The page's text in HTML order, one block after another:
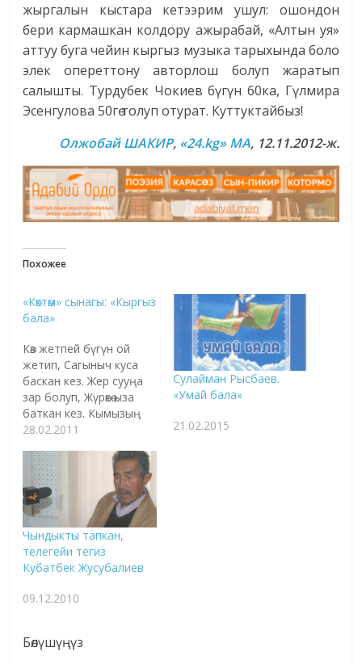
жыргалын кыстара кетээрим ушул: ошондон
бери кармашкан колдору ажырабай, «Алтын уя»
аттуу буга чейин кыргыз музыка тарыхында боло
элек опереттону авторлош болуп жаратып
салышты. Турдубек Чокиев бүгүн 60ка, Гүлмира
Эсенгулова 50гө толуп отурат. Куттуктайбыз!
Олжобай ШАКИР, «24.kg» MA, 12.11.2012-ж.
Похожее
«Көктөм» сынагы: «Кыргыз
бала»
Көз жетпей бүгүн ой
жетип, Сагыныч куса
баскан кез. Жер сууңа
зар болуп, Жүрөкө ыза
баткан кез. Кымызың
кимдер ичет деп,
кез. Жалган бир сөзгө
тайанып, Карызга
калкым баткан кез.
Көгөрбөй жерим куураган,
Көктөмдү кумсап турган
кез. Жыйылбай бүгүн
журт болуп, Журтуман
жаштар качкан кез! -
Жамгырдай…
28.02.2011
Сулайман Рысбаев.
«Умай бала»
21.02.2015
Чындыкты тапкан,
телегейи тегиз
Кубатбек Жусубалиев
09.12.2010
Бөлүшүңүз